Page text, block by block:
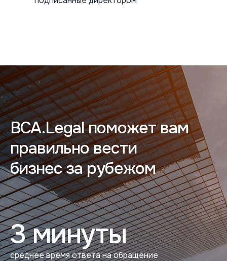
BCA.Legal поможет вам
правильно вести
бизнес за рубежом
3 минуты
среднее время ответа на обращение